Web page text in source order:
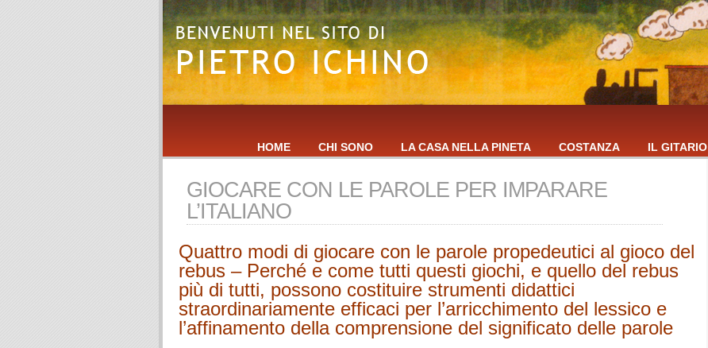
HOME CHI SONO LA CASA NELLA PINETA COSTANZA IL GITARIO
GIOCARE CON LE PAROLE PER IMPARARE
L’ITALIANO
Quattro modi di giocare con le parole propedeutici al gioco del
rebus – Perché e come tutti questi giochi, e quello del rebus
più di tutti, possono costituire strumenti didattici
straordinariamente efficaci per l’arricchimento del lessico e
l’affinamento della comprensione del significato delle parole